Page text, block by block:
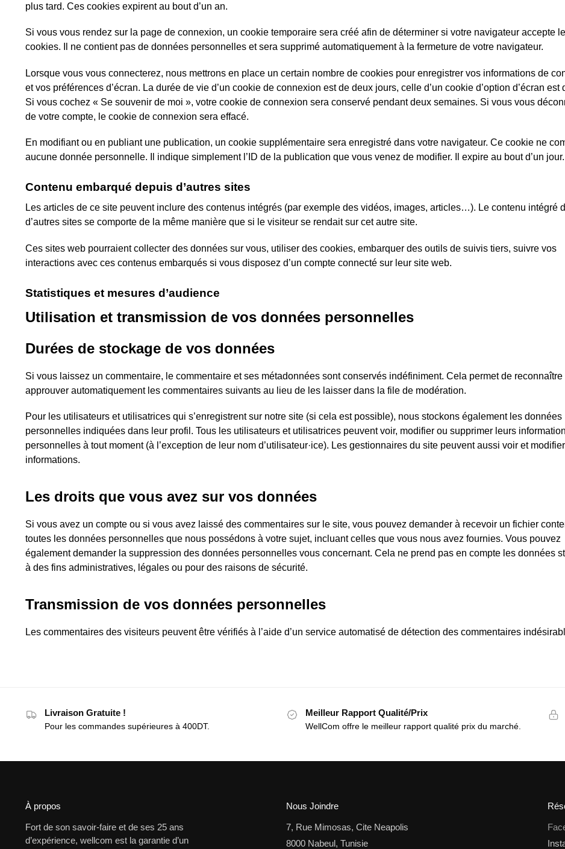
plus tard. Ces cookies expirent au bout d’un an.
Si vous vous rendez sur la page de connexion, un cookie temporaire sera créé afin de déterminer si votre navigateur accepte
cookies. Il ne contient pas de données personnelles et sera supprimé automatiquement à la fermeture de votre navigateur.
Lorsque vous vous connecterez, nous mettrons en place un certain nombre de cookies pour enregistrer vos informations de
et vos préférences d’écran. La durée de vie d’un cookie de connexion est de deux jours, celle d’un cookie d’option d’écran est
Si vous cochez « Se souvenir de moi », votre cookie de connexion sera conservé pendant deux semaines. Si vous vous
de votre compte, le cookie de connexion sera effacé.
En modifiant ou en publiant une publication, un cookie supplémentaire sera enregistré dans votre navigateur. Ce cookie ne
aucune donnée personnelle. Il indique simplement l’ID de la publication que vous venez de modifier. Il expire au bout d’un jour.
Contenu embarqué depuis d’autres sites
Les articles de ce site peuvent inclure des contenus intégrés (par exemple des vidéos, images, articles…). Le contenu intégré
d’autres sites se comporte de la même manière que si le visiteur se rendait sur cet autre site.
Ces sites web pourraient collecter des données sur vous, utiliser des cookies, embarquer des outils de suivis tiers, suivre vos
interactions avec ces contenus embarqués si vous disposez d’un compte connecté sur leur site web.
Statistiques et mesures d’audience
Utilisation et transmission de vos données personnelles
Durées de stockage de vos données
Si vous laissez un commentaire, le commentaire et ses métadonnées sont conservés indéfiniment. Cela permet de reconnaître
approuver automatiquement les commentaires suivants au lieu de les laisser dans la file de modération.
Pour les utilisateurs et utilisatrices qui s’enregistrent sur notre site (si cela est possible), nous stockons également les données
personnelles indiquées dans leur profil. Tous les utilisateurs et utilisatrices peuvent voir, modifier ou supprimer leurs
personnelles à tout moment (à l’exception de leur nom d’utilisateur·ice). Les gestionnaires du site peuvent aussi voir et
informations.
Les droits que vous avez sur vos données
Si vous avez un compte ou si vous avez laissé des commentaires sur le site, vous pouvez demander à recevoir un fichier
toutes les données personnelles que nous possédons à votre sujet, incluant celles que vous nous avez fournies. Vous pouvez
également demander la suppression des données personnelles vous concernant. Cela ne prend pas en compte les données
à des fins administratives, légales ou pour des raisons de sécurité.
Transmission de vos données personnelles
Les commentaires des visiteurs peuvent être vérifiés à l’aide d’un service automatisé de détection des commentaires
Livraison Gratuite !
Pour les commandes supérieures à 400DT.
Meilleur Rapport Qualité/Prix
WellCom offre le meilleur rapport qualité prix du marché.
À propos
Fort de son savoir-faire et de ses 25 ans
d’expérience, wellcom est la garantie d’un
Nous Joindre
7, Rue Mimosas, Cite Neapolis
8000 Nabeul, Tunisie